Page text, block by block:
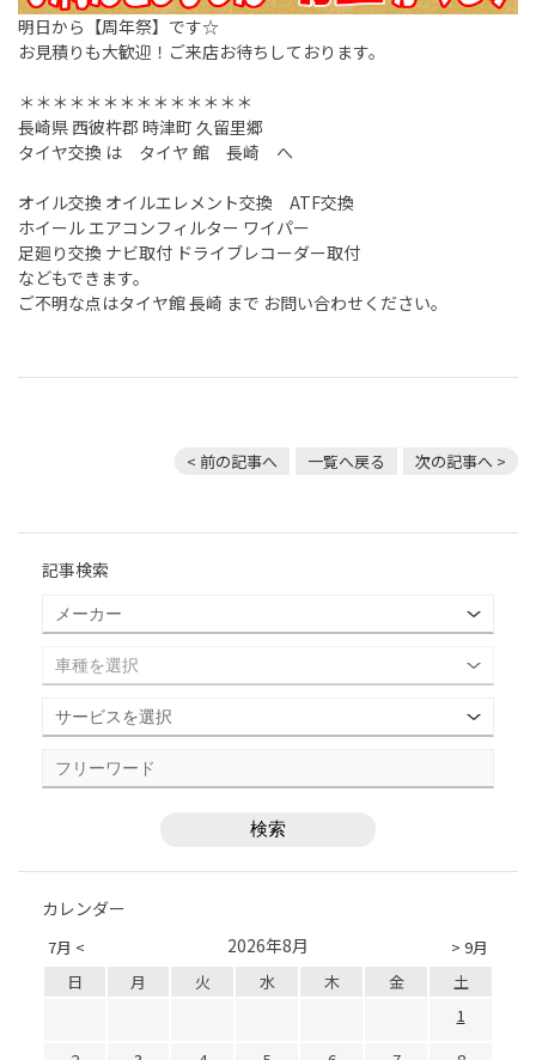
明日から【周年祭】です☆
お見積りも大歓迎！ご来店お待ちしております。
＊＊＊＊＊＊＊＊＊＊＊＊＊＊
長崎県 西彼杵郡 時津町 久留里郷
タイヤ交換 は タイヤ 館 長崎 へ
オイル交換 オイルエレメント交換 ATF交換
ホイール エアコンフィルター ワイパー
足廻り交換 ナビ取付 ドライブレコーダー取付
などもできます。
ご不明な点はタイヤ館 長崎 まで お問い合わせください。
< 前の記事へ 一覧へ戻る 次の記事へ >
記事検索
カレンダー
7月 < > 9月
2026年8月
日 月 火 水 木 金
土
1